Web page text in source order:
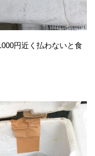
円近く払わないと食